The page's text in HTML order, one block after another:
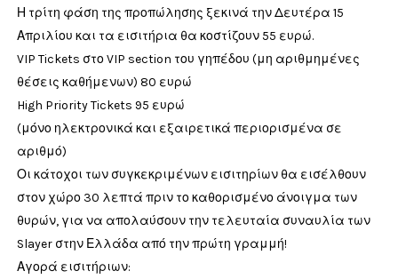
Η τρίτη φάση της προπώλησης ξεκινά την Δευτέρα 15
Απριλίου και τα εισιτήρια θα κοστίζουν 55 ευρώ.
VIP Tickets στο VIP section του γηπέδου (μη αριθμημένες
θέσεις καθήμενων) 80 ευρώ
High Priority Tickets 95 ευρώ
(μόνο ηλεκτρονικά και εξαιρετικά περιορισμένα σε
αριθμό)
Οι κάτοχοι των συγκεκριμένων εισιτηρίων θα εισέλθουν
στον χώρο 30 λεπτά πριν το καθορισμένο άνοιγμα των
θυρών, για να απολαύσουν την τελευταία συναυλία των
Slayer στην Ελλάδα από την πρώτη γραμμή!
Αγορά εισιτήριων: